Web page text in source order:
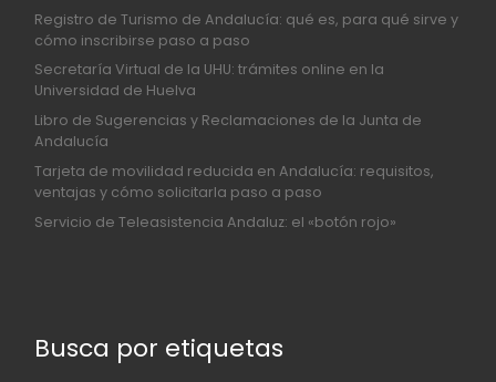
Registro de Turismo de Andalucía: qué es, para qué sirve y
cómo inscribirse paso a paso
Secretaría Virtual de la UHU: trámites online en la
Universidad de Huelva
Libro de Sugerencias y Reclamaciones de la Junta de
Andalucía
Tarjeta de movilidad reducida en Andalucía: requisitos,
ventajas y cómo solicitarla paso a paso
Servicio de Teleasistencia Andaluz: el «botón rojo»
Busca por etiquetas